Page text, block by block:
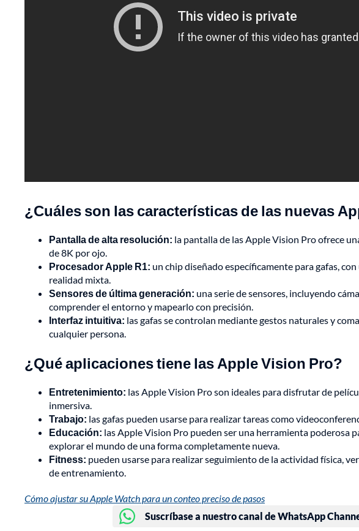
¿Cuáles son las características de las nuevas
Pantalla de alta resolución: la pantalla de las Apple Vision Pro ofrece
de 8K por ojo.
Procesador Apple R1: un chip diseñado específicamente para gafas,
realidad mixta.
Sensores de última generación: una serie de sensores, incluyendo
comprender el entorno y mapearlo con precisión.
Interfaz intuitiva: las gafas se controlan mediante gestos naturales y
cualquier persona.
¿Qué aplicaciones tiene las Apple Vision Pro?
Entretenimiento: las Apple Vision Pro son ideales para disfrutar de
inmersiva.
Trabajo: las gafas pueden usarse para realizar tareas como
Educación: las Apple Vision Pro pueden ser una herramienta poderosa
explorar el mundo de una forma completamente nueva.
Fitness: pueden usarse para realizar seguimiento de la actividad física,
de entrenamiento.
Cómo ajustar su Apple Watch para un conteo preciso de pasos
Suscríbase a nuestro canal de WhatsApp